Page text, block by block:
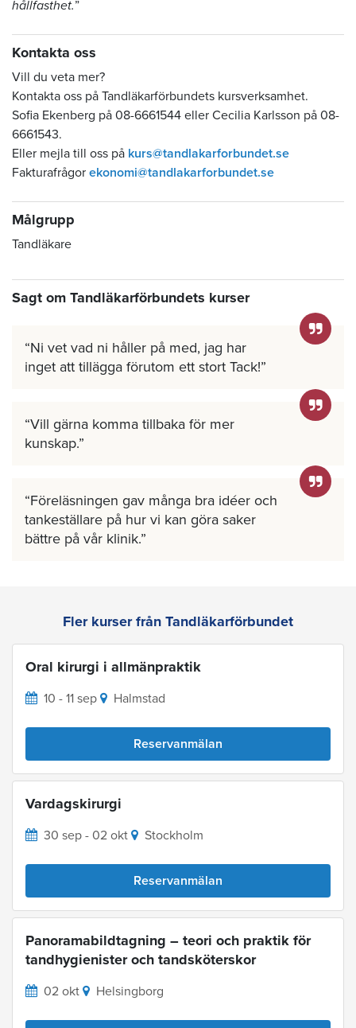
hållfasthet.”
Kontakta oss
Vill du veta mer?
Kontakta oss på Tandläkarförbundets kursverksamhet.
Sofia Ekenberg på 08-6661544 eller Cecilia Karlsson på 08-
6661543.
Eller mejla till oss på kurs@tandlakarforbundet.se
Fakturafrågor ekonomi@tandlakarforbundet.se
Målgrupp
Tandläkare
Sagt om Tandläkarförbundets kurser
Ni vet vad ni håller på med, jag har
inget att tillägga förutom ett stort Tack!
Vill gärna komma tillbaka för mer
kunskap.
Föreläsningen gav många bra idéer och
tankeställare på hur vi kan göra saker
bättre på vår klinik.
Fler kurser från Tandläkarförbundet
Oral kirurgi i allmänpraktik
10 - 11 sep Halmstad
Reservanmälan
Vardagskirurgi
30 sep - 02 okt Stockholm
Reservanmälan
Panoramabildtagning – teori och praktik för
tandhygienister och tandsköterskor
02 okt Helsingborg